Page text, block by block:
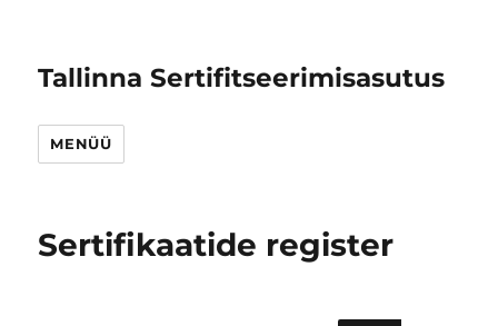
Tallinna Sertifitseerimisasutus
MENÜÜ
Sertifikaatide register